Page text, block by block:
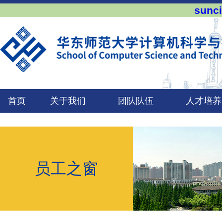
首页 关于我们 团队队伍 人才培养
员工之窗